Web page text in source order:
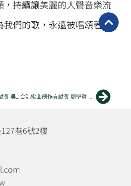
持續讓美麗的人聲音樂流
們的歌，永遠被唱頌著，
台灣原住民合唱教育貢獻獎 吳聖穎 老師 合唱編曲創作貢獻獎 劉聖賢 老師 下一
巷6號2樓